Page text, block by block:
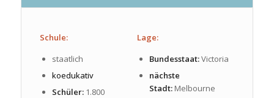
Schule:
staatlich
koedukativ
Schüler:1.800
Lage:
Bundesstaat:Victoria
nächste
Stadt: Melbourne